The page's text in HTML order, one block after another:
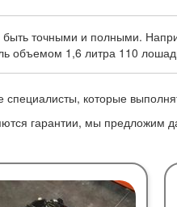
точными и полными.
объемом 1,6 литра 110
которые
гарантии, мы предложим